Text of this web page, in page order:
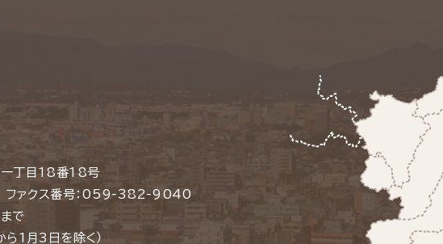
丁目18番18号
ァクス番号：059-382-9040
で
ら1月3日を除く）